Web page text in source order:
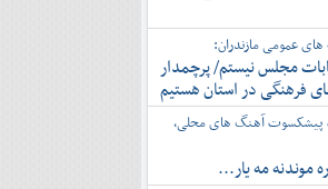
های عمومی مازندران:
مجلس نیستم/ پرچمدار
فرهنگی در استان هستیم
پیشکسوت آهنگ های محلی،
موندنه مه یار...